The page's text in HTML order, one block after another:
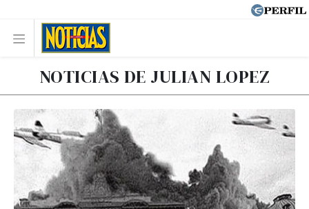
NOTICIAS DE JULIAN LOPEZ